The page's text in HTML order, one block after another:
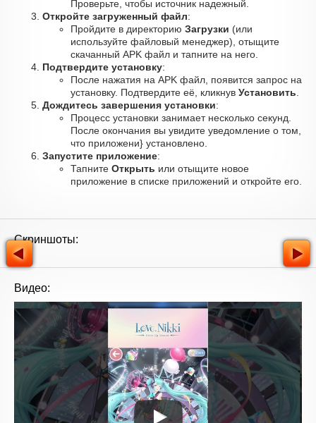
Проверьте, чтобы источник надежный.
Откройте загруженный файл:
Пройдите в директорию Загрузки (или
используйте файловый менеджер), отыщите
скачанный APK файл и тапните на него.
Подтвердите установку:
После нажатия на APK файл, появится запрос на
установку. Подтвердите её, кликнув Установить
Дождитесь завершения установки:
Процесс установки занимает несколько секунд.
После окончания вы увидите уведомление о том,
что приложени} установлено.
Запустите приложение:
Тапните Открыть или отыщите новое
приложение в списке приложений и откройте его.
Скриншоты:
Видео: